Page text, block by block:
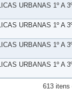
URBANAS 1º A
URBANAS 1º A
URBANAS 1º A
URBANAS 1º A
613 itens